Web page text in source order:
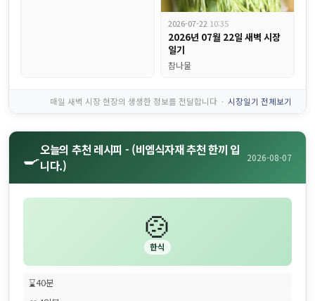
2026-07-22 10:35
2026년 07월 22일 새벽 시장
일기
참나물
매일 새벽 시장 현장의 생생한 정보를 전달합니다 · 시장일기 전체보기
🍳오늘의 추천 레시피 - (비엠식자재 추천 한끼 입
니다.)
2026-08-07
🍲
한식
⌛40분